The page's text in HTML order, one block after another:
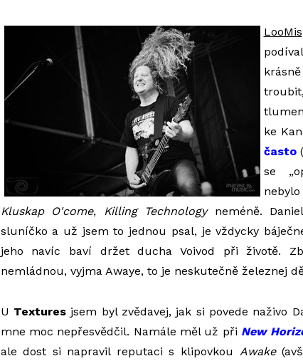
LooMis
ke
často
se
Kluskap O'come, Killing Technologyneméně.
sluníčko a už jsem to jednou psal, je vždycky
jeho navíc baví držet ducha Voivod při životě.
nemládnou, vyjma Awaye, to je neskutečně železnej
U Texturesjsem byl zvědavej, jak si povede naživo
mne moc nepřesvědčil. Namále měl už při New
ale dost si napravil reputaci s klipovkou Awake